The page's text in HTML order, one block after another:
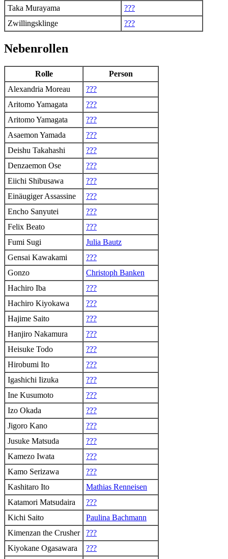
Taka Murayama
???
Zwillingsklinge
???
Nebenrollen
Rolle
Person
Alexandria Moreau
???
Aritomo Yamagata
???
Aritomo Yamagata
???
Asaemon Yamada
???
Deishu Takahashi
???
Denzaemon Ose
???
Eiichi Shibusawa
???
Einäugiger Assassine
???
Encho Sanyutei
???
Felix Beato
???
Fumi Sugi
Julia Bautz
Gensai Kawakami
???
Gonzo
Christoph Banken
Hachiro Iba
???
Hachiro Kiyokawa
???
Hajime Saito
???
Hanjiro Nakamura
???
Heisuke Todo
???
Hirobumi Ito
???
Igashichi Iizuka
???
Ine Kusumoto
???
Izo Okada
???
Jigoro Kano
???
Jusuke Matsuda
???
Kamezo Iwata
???
Kamo Serizawa
???
Kashitaro Ito
Mathias Renneisen
Katamori Matsudaira
???
Kichi Saito
Paulina Bachmann
Kimenzan the Crusher
???
Kiyokane Ogasawara
???